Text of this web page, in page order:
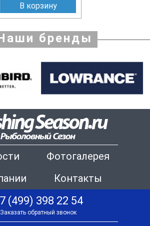
В корзину
бренды
Фотогалерея
Контакты
(499) 398 22 54
Заказать обратный звонок